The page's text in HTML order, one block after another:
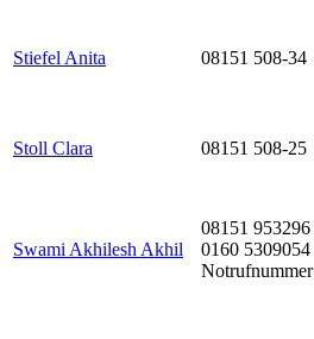
Stiefel Anita 08151 508-34
Stoll Clara 08151 508-25
Swami Akhilesh Akhil
08151 953296
0160 5309054
Notrufnummer